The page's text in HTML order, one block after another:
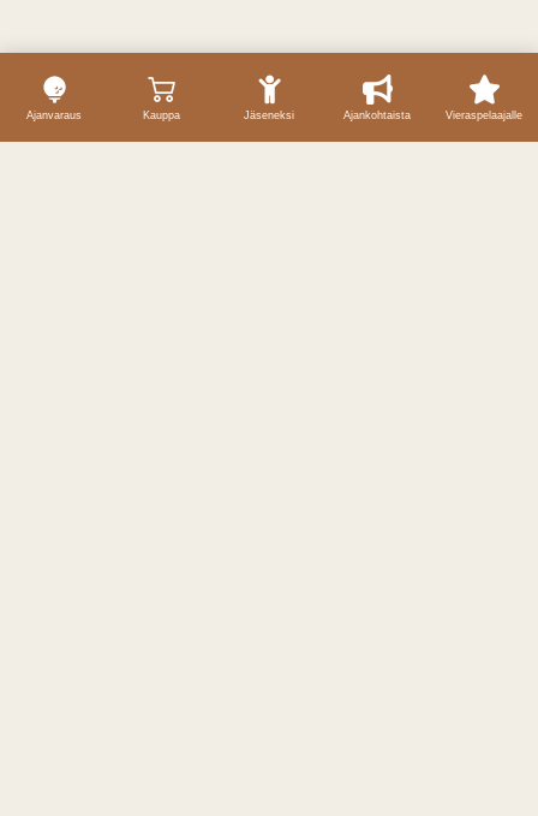
Ajanvaraus Kauppa Jäseneksi Ajankohtaista Vieraspelaajalle